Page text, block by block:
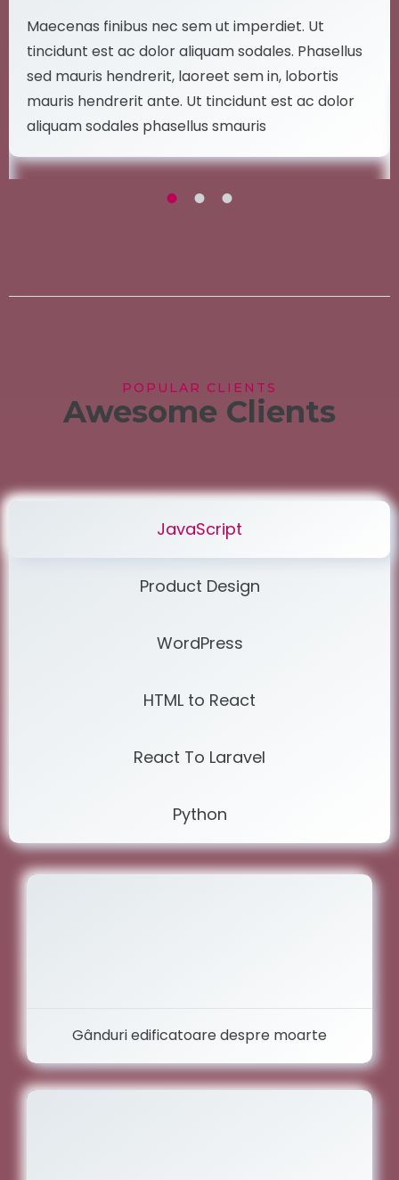
Maecenas finibus nec sem ut imperdiet. Ut
tincidunt est ac dolor aliquam sodales. Phasellus
sed mauris hendrerit, laoreet sem in, lobortis
mauris hendrerit ante. Ut tincidunt est ac dolor
aliquam sodales phasellus smauris
POPULAR CLIENTS
Awesome Clients
JavaScript
Product Design
WordPress
HTML to React
React To Laravel
Python
Gânduri edificatoare despre moarte